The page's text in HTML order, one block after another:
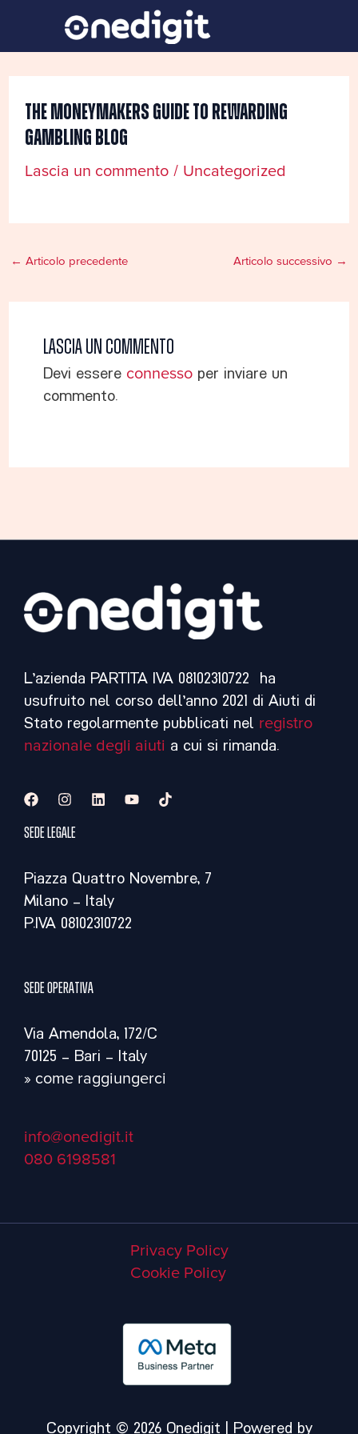
contenuto
The Moneymakers Guide To Rewarding
Gambling Blog
Lascia un commento / Uncategorized
← Articolo precedente Articolo successivo →
Lascia un commento
Devi essere connessoper inviare un
commento.
L’azienda PARTITA IVA 08102310722 ha
usufruito nel corso dell’anno 2021 di Aiuti di
Stato regolarmente pubblicati nel registro
nazionale degli aiuti a cui si rimanda.
Sede legale
Piazza Quattro Novembre, 7
Milano – Italy
P.IVA 08102310722
Sede operativa
Via Amendola, 172/C
70125 – Bari – Italy
» come raggiungerci
info@onedigit.it
080 6198581
Privacy Policy
Cookie Policy
Copyright © 2026 Onedigit | Powered by